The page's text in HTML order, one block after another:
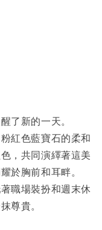
了新的一天。
紅色藍寶石的柔和
，共同演繹著這美
於胸前和耳畔。
職場裝扮和週末休
尊貴。